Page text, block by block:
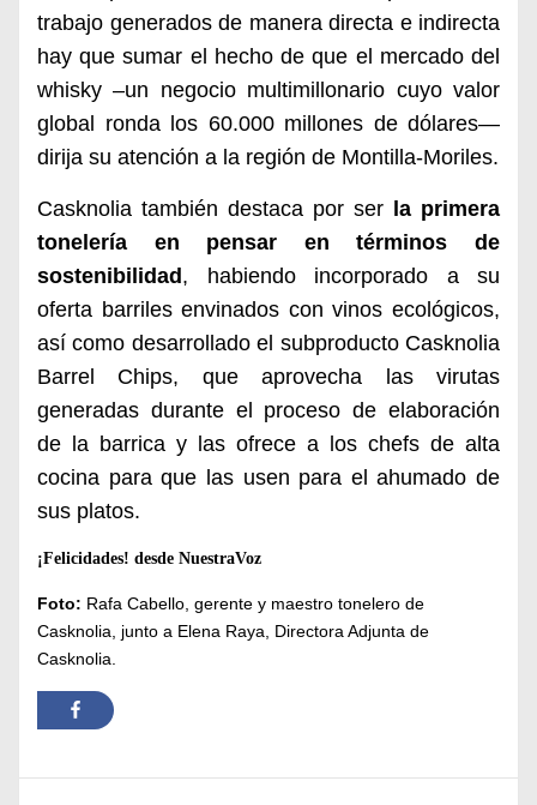
trabajo generados de manera directa e indirecta
hay que sumar el hecho de que el mercado del
whisky –un negocio multimillonario cuyo valor
global ronda los 60.000 millones de dólares—
dirija su atención a la región de Montilla-Moriles.
Casknolia también destaca por ser
la primera
tonelería en pensar en términos de
sostenibilidad , habiendo incorporado a su
oferta barriles envinados con vinos ecológicos,
así como desarrollado el subproducto Casknolia
Barrel Chips, que aprovecha las virutas
generadas durante el proceso de elaboración
de la barrica y las ofrece a los chefs de alta
cocina para que las usen para el ahumado de
sus platos.
¡Felicidades! desde NuestraVoz
Foto: Rafa Cabello, gerente y maestro tonelero de
Casknolia, junto a Elena Raya, Directora Adjunta de
Casknolia.